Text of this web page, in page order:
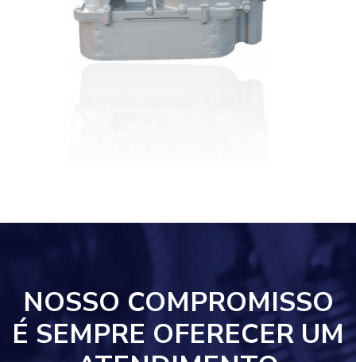
NOSSO COMPROMISSO
É SEMPRE OFERECER UM